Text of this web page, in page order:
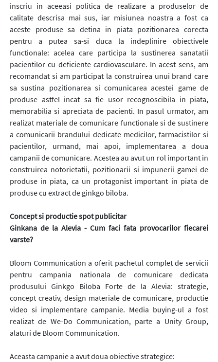
inscriu in aceeasi politica de realizare a produselor de
calitate descrisa mai sus, iar misiunea noastra a fost ca
aceste produse sa detina in piata pozitionarea corecta
pentru a putea sa-si duca la indeplinire obiectivele
functionale: acelea care participa la sustinerea sanatatii
pacientilor cu deficiente cardiovasculare. In acest sens, am
recomandat si am participat la construirea unui brand care
sa sustina pozitionarea si comunicarea acestei game de
produse astfel incat sa fie usor recognoscibila in piata,
memorabilia si apreciata de pacienti. In pasul urmator, am
realizat materiale de comunicare functionale si de sustinere
a comunicarii brandului dedicate medicilor, farmacistilor si
pacientilor, urmand, mai apoi, implementarea a doua
campanii de comunicare. Acestea au avut un rol important in
construirea notorietatii, pozitionarii si impunerii gamei de
produse in piata, ca un protagonist important in piata de
produse cu extract de ginkgo biloba.
Concept si productie spot publicitar
Ginkana de la Alevia - Cum faci fata provocarilor fiecarei
varste?
Bloom Communication a oferit pachetul complet de servicii
pentru campania nationala de comunicare dedicata
produsului Ginkgo Biloba Forte de la Alevia: strategie,
concept creativ, design materiale de comunicare, productie
video si implementare campanie. Media buying-ul a fost
realizat de We-Do Communication, parte a Unity Group,
alaturi de Bloom Communication.
Aceasta campanie a avut doua obiective strategice: